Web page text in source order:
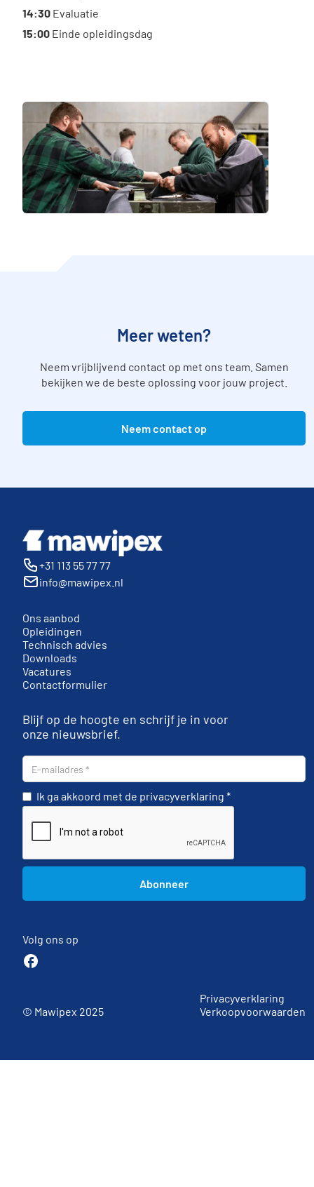
14:30 Evaluatie
15:00 Einde opleidingsdag
Meer weten?
Neem vrijblijvend contact op met ons team. Samen
bekijken we de beste oplossing voor jouw project.
Neem contact op
+31 113 55 77 77
info@mawipex.nl
Ons aanbod
Opleidingen
Technisch advies
Downloads
Vacatures
Contactformulier
Blijf op de hoogte en schrijf je in voor
onze nieuwsbrief.
Ik ga akkoord met de privacyverklaring *
Volg ons op
© Mawipex 2025
Privacyverklaring
Verkoopvoorwaarden